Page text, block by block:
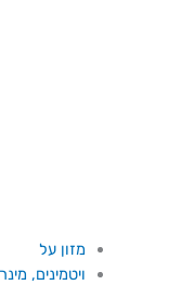
מזון על
ויטמינים,